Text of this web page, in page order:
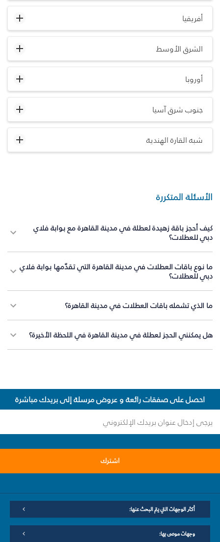
أفريقيا
الشرق الأوسط
أوروبا
جنوب شرق آسيا
شبه القارة الهندية
الأسئلة المتكررة
كيف أحجز باقة زهيدة لعطلة في مدينة القاهرة مع بوابة فلاي
دبي للعطلات؟
ما نوع باقات العطلات في مدينة القاهرة التي تقدّمها بوابة فلاي
دبي للعطلات؟
ما الذي تشمله باقات العطلات في مدينة القاهرة؟
هل يمكنني الحجز لعطلة في مدينة القاهرة في اللحظة الأخيرة؟
احصل على صفقات رائعة و عروض مرسلة إلى بريدك مباشرة
اشترك
أكثر الوجهات التي يتم البحث عنها:
وجهات موصى بها: